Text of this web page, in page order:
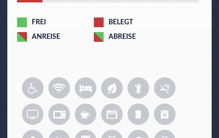
FREI BELEGT
ANREISE ABREISE